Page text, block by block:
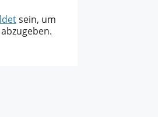
sein, um